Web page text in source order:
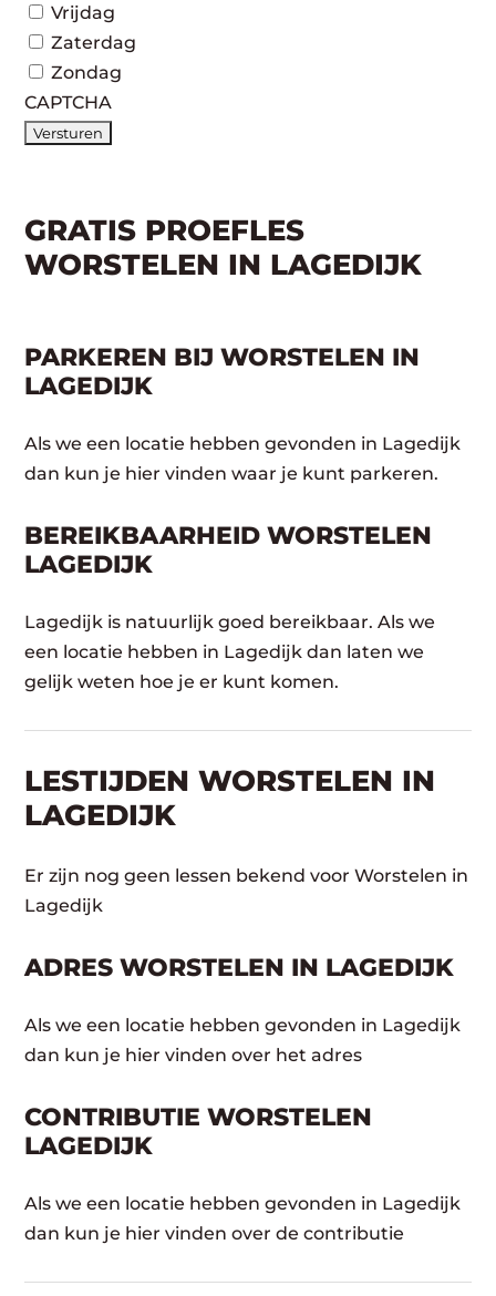
Vrijdag
Zaterdag
Zondag
CAPTCHA
GRATIS PROEFLES
WORSTELEN IN LAGEDIJK
PARKEREN BIJ WORSTELEN IN
LAGEDIJK
Als we een locatie hebben gevonden in Lagedijk
dan kun je hier vinden waar je kunt parkeren.
BEREIKBAARHEID WORSTELEN
LAGEDIJK
Lagedijk is natuurlijk goed bereikbaar. Als we
een locatie hebben in Lagedijk dan laten we
gelijk weten hoe je er kunt komen.
LESTIJDEN WORSTELEN IN
LAGEDIJK
Er zijn nog geen lessen bekend voor Worstelen in
Lagedijk
ADRES WORSTELEN IN LAGEDIJK
Als we een locatie hebben gevonden in Lagedijk
dan kun je hier vinden over het adres
CONTRIBUTIE WORSTELEN
LAGEDIJK
Als we een locatie hebben gevonden in Lagedijk
dan kun je hier vinden over de contributie